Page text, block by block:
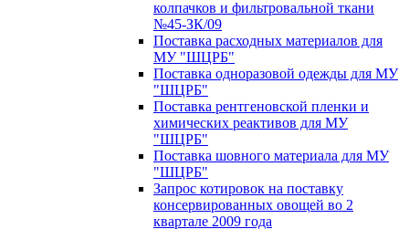
колпачков и фильтровальной ткани
№45-ЗК/09
Поставка расходных материалов для
МУ "ШЦРБ"
Поставка одноразовой одежды для МУ
"ШЦРБ"
Поставка рентгеновской пленки и
химических реактивов для МУ
"ШЦРБ"
Поставка шовного материала для МУ
"ШЦРБ"
Запрос котировок на поставку
консервированных овощей во 2
квартале 2009 года